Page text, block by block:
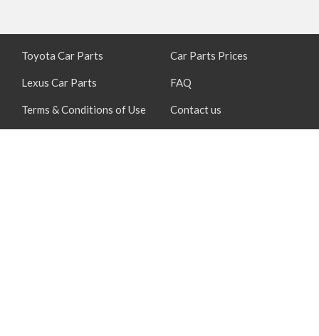
Toyota Car Parts
Lexus Car Parts
Terms & Conditions of Use
Car Parts Prices
FAQ
Contact us